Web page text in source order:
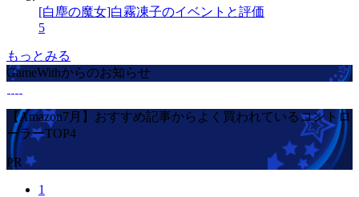
[白塵の魔女]白霧凍子のイベントと評価
5
もっとみる
GameWithからのお知らせ
【Amazon7月】おすすめ記事からよく買われているコントロ
ーラーTOP4
PR
1